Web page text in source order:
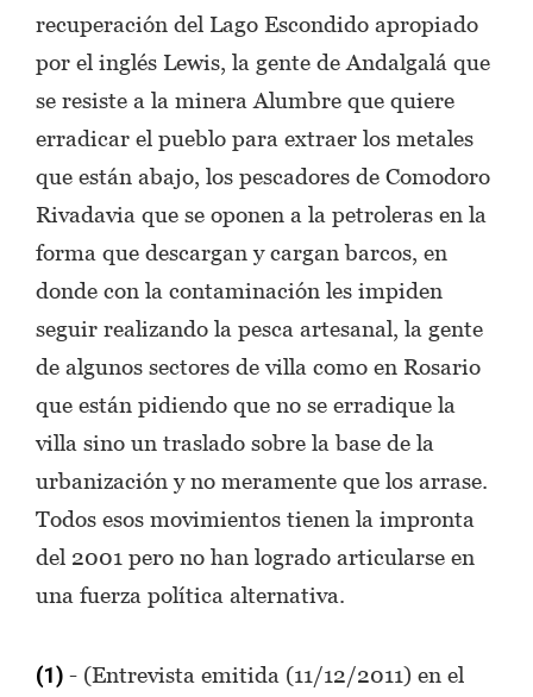
recuperación del Lago Escondido apropiado
por el inglés Lewis, la gente de Andalgalá que
se resiste a la minera Alumbre que quiere
erradicar el pueblo para extraer los metales
que están abajo, los pescadores de Comodoro
Rivadavia que se oponen a la petroleras en la
forma que descargan y cargan barcos, en
donde con la contaminación les impiden
seguir realizando la pesca artesanal, la gente
de algunos sectores de villa como en Rosario
que están pidiendo que no se erradique la
villa sino un traslado sobre la base de la
urbanización y no meramente que los arrase.
Todos esos movimientos tienen la impronta
del 2001 pero no han logrado articularse en
una fuerza política alternativa.
(1) - (Entrevista emitida (11/12/2011) en el